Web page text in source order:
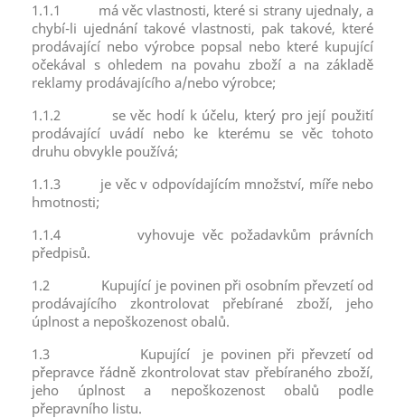
1.1.1 má věc vlastnosti, které si strany ujednaly, a
chybí-li ujednání takové vlastnosti, pak takové, které
prodávající nebo výrobce popsal nebo které kupující
očekával s ohledem na povahu zboží a na základě
reklamy prodávajícího a/nebo výrobce;
1.1.2 se věc hodí k účelu, který pro její použití
prodávající uvádí nebo ke kterému se věc tohoto
druhu obvykle používá;
1.1.3 je věc v odpovídajícím množství, míře nebo
hmotnosti;
1.1.4vyhovuje věc požadavkům právních
předpisů.
1.2 Kupující je povinen při osobním převzetí od
prodávajícího zkontrolovat přebírané zboží, jeho
úplnost a nepoškozenost obalů.
1.3 Kupující je povinen při převzetí od
přepravce řádně zkontrolovat stav přebíraného zboží,
jeho úplnost a nepoškozenost obalů podle
přepravního listu.